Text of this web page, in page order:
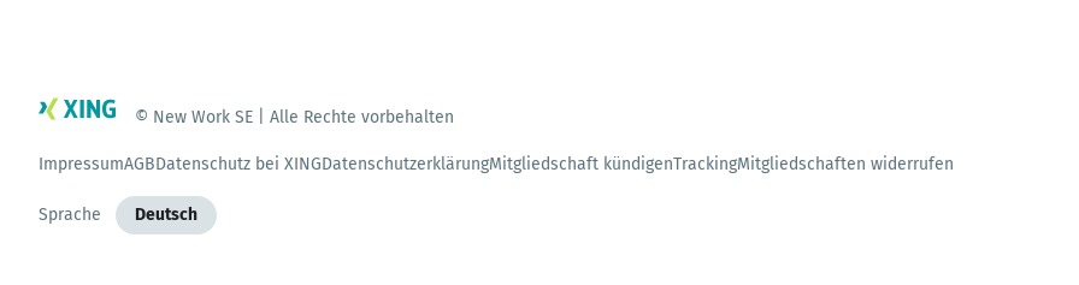
© New Work SE | Alle Rechte vorbehalten
ImpressumAGBDatenschutz bei XINGDatenschutzerklärungMitgliedschaft kündigenTrackingMitgliedschaften widerrufen
Sprache Deutsch